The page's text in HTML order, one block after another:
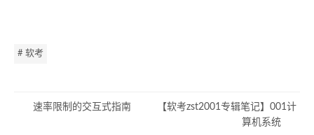
# 软考
速率限制的交互式指南
【软考zst2001专辑笔记】001计
算机系统